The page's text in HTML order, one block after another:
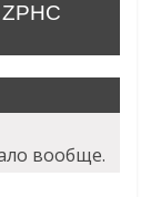
вообще.